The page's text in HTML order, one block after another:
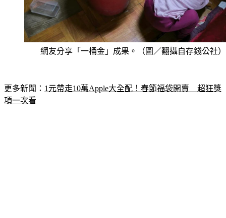
網友分享「一桶金」成果。（圖／翻攝自存錢公社）
項一次看